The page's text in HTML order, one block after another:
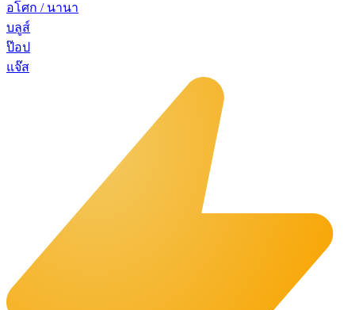
อโศก / นานา
บลูส์
ป๊อป
แจ๊ส